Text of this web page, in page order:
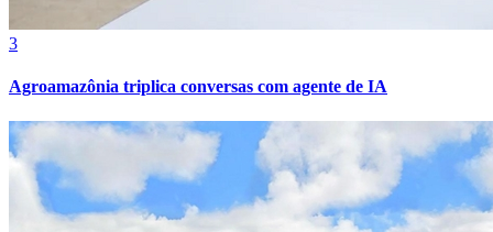
3
Agroamazônia triplica conversas com agente de IA